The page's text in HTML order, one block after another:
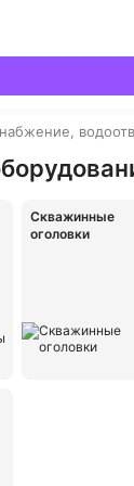
Скважинные
оголовки